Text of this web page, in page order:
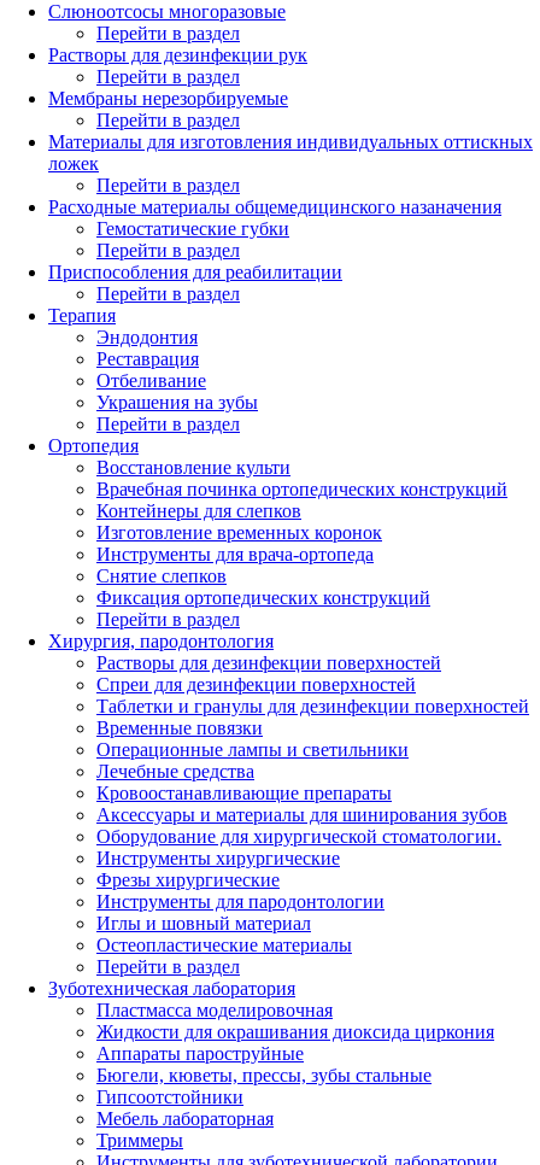
Слюноотсосы многоразовые
Перейти в раздел
Растворы для дезинфекции рук
Перейти в раздел
Мембраны нерезорбируемые
Перейти в раздел
Материалы для изготовления индивидуальных оттискных
ложек
Перейти в раздел
Расходные материалы общемедицинского назаначения
Гемостатические губки
Перейти в раздел
Приспособления для реабилитации
Перейти в раздел
Терапия
Эндодонтия
Реставрация
Отбеливание
Украшения на зубы
Перейти в раздел
Ортопедия
Восстановление культи
Врачебная починка ортопедических конструкций
Контейнеры для слепков
Изготовление временных коронок
Инструменты для врача-ортопеда
Снятие слепков
Фиксация ортопедических конструкций
Перейти в раздел
Хирургия, пародонтология
Растворы для дезинфекции поверхностей
Спреи для дезинфекции поверхностей
Таблетки и гранулы для дезинфекции поверхностей
Временные повязки
Операционные лампы и светильники
Лечебные средства
Кровоостанавливающие препараты
Аксессуары и материалы для шинирования зубов
Оборудование для хирургической стоматологии.
Инструменты хирургические
Фрезы хирургические
Инструменты для пародонтологии
Иглы и шовный материал
Остеопластические материалы
Перейти в раздел
Зуботехническая лаборатория
Пластмасса моделировочная
Жидкости для окрашивания диоксида циркония
Аппараты пароструйные
Бюгели, кюветы, прессы, зубы стальные
Гипсоотстойники
Мебель лабораторная
Триммеры